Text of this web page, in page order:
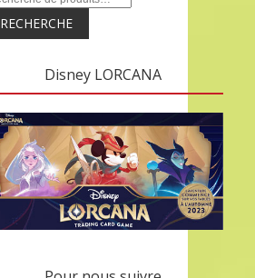
RECHERCHE
Disney LORCANA